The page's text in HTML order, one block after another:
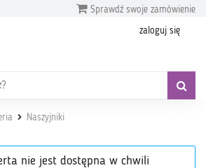
Sprawdź swoje zamówienie
zaloguj się
Naszyjniki
nie jest dostępna w chwili